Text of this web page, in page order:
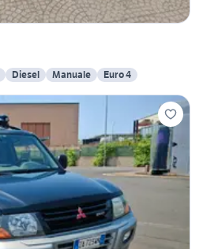
Diesel Manuale Euro 4